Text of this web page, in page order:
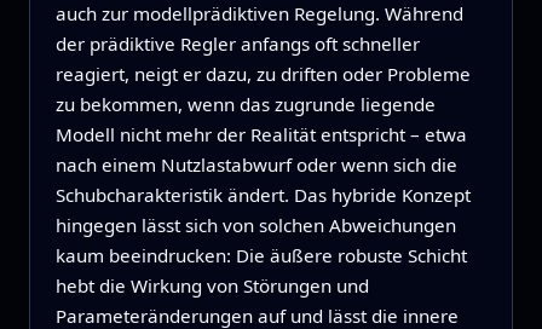
auch zur modellprädiktiven Regelung. Während
der prädiktive Regler anfangs oft schneller
reagiert, neigt er dazu, zu driften oder Probleme
zu bekommen, wenn das zugrunde liegende
Modell nicht mehr der Realität entspricht – etwa
nach einem Nutzlastabwurf oder wenn sich die
Schubcharakteristik ändert. Das hybride Konzept
hingegen lässt sich von solchen Abweichungen
kaum beeindrucken: Die äußere robuste Schicht
hebt die Wirkung von Störungen und
Parameteränderungen auf und lässt die innere